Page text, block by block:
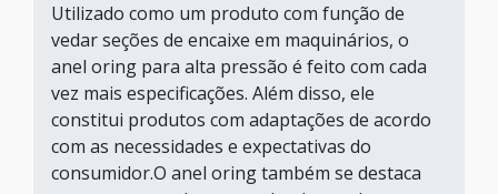
Utilizado como um produto com função de
vedar seções de encaixe em maquinários, o
anel oring para alta pressão é feito com cada
vez mais especificações. Além disso, ele
constitui produtos com adaptações de acordo
com as necessidades e expectativas do
consumidor.O anel oring também se destaca